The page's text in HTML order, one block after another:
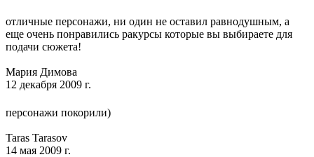
отличные персонажи, ни один не оставил равнодушным, а
еще очень понравились ракурсы которые вы выбираете для
подачи сюжета!
Мария Димова
12 декабря 2009 г.
персонажи покорили)
Taras Tarasov
14 мая 2009 г.